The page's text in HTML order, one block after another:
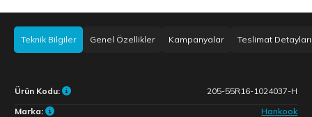
Teknik Bilgiler Genel Özellikler Kampanyalar Teslimat Detayları
Ürün Kodu:
205-55R16-1024037-H
Marka:
Hankook